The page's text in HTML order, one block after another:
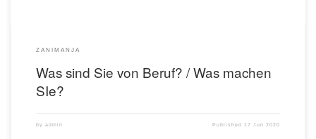
ZANIMANJA
Was sind Sie von Beruf? / Was machen
SIe?
by admin Published 17 Jun 2020